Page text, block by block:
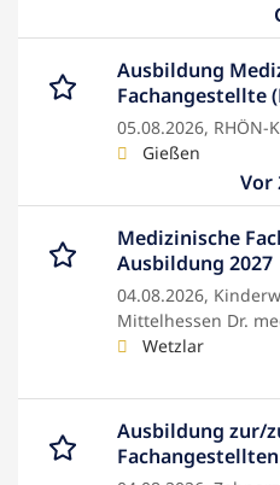
Ausbildung
Fachangestellte
05.08.2026, RHÖN-
Gießen
Vor
Medizinische
Ausbildung 2027
04.08.2026,
Mittelhessen Dr.
Wetzlar
Ausbildung zur/